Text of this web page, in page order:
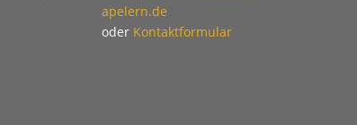
apelern.de
oder Kontaktformular